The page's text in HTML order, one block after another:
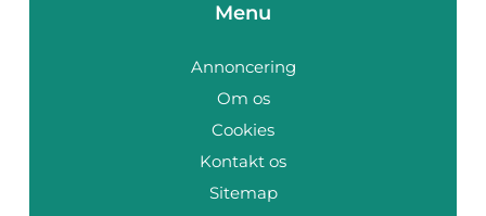
Menu
Annoncering
Om os
Cookies
Kontakt os
Sitemap